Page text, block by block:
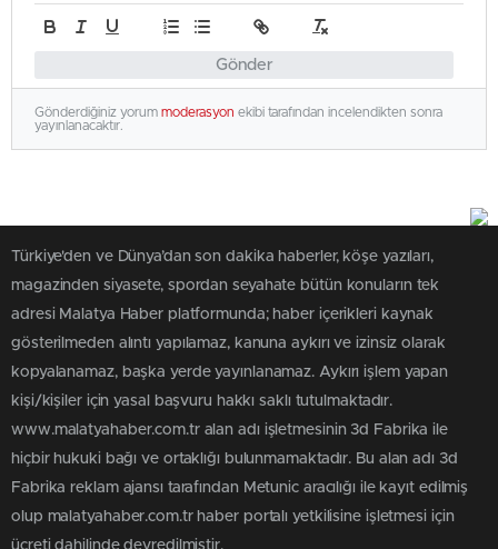
Gönder
Gönderdiğiniz yorum moderasyon ekibi tarafından incelendikten sonra
yayınlanacaktır.
Türkiye'den ve Dünya’dan son dakika haberler, köşe yazıları,
magazinden siyasete, spordan seyahate bütün konuların tek
adresi Malatya Haber platformunda; haber içerikleri kaynak
gösterilmeden alıntı yapılamaz, kanuna aykırı ve izinsiz olarak
kopyalanamaz, başka yerde yayınlanamaz. Aykırı işlem yapan
kişi/kişiler için yasal başvuru hakkı saklı tutulmaktadır.
www.malatyahaber.com.tr alan adı işletmesinin 3d Fabrika ile
hiçbir hukuki bağı ve ortaklığı bulunmamaktadır. Bu alan adı 3d
Fabrika reklam ajansı tarafından Metunic aracılığı ile kayıt edilmiş
olup malatyahaber.com.tr haber portalı yetkilisine işletmesi için
ücreti dahilinde devredilmiştir.